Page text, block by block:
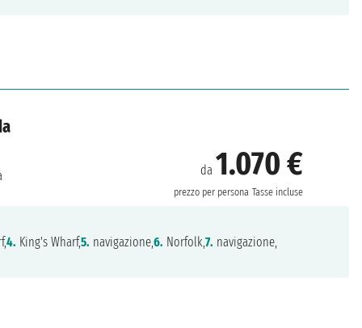
da 1.070 €
prezzo per persona Tasse incluse
4. King's Wharf,5. navigazione,6. Norfolk,7. navigazione,